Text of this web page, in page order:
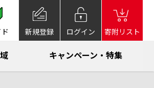
ド 新規登録 ログイン 寄附リスト
キャンペーン・特集